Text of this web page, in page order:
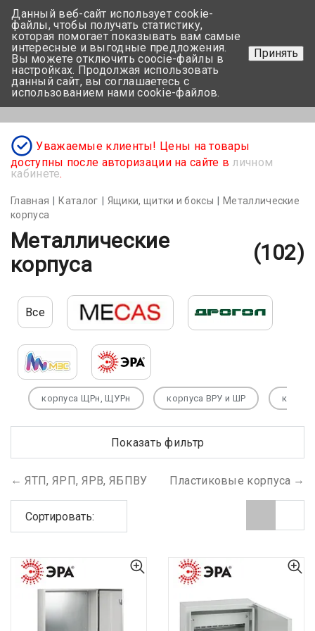
+375 17-350-99-56
+375 44-752-82-08
Задать вопрос
Уважаемые клиенты! Цены на товары
доступны после авторизации на сайте в личном
кабинете.
Главная Каталог Ящики, щитки и боксы
Металлические
корпуса
Металлические
корпуса
(102)
Все
корпуса ЩРн, ЩУРн корпуса ВРУ и ШР
Показать фильтр
ЯТП, ЯРП, ЯРВ, ЯБПВУ Пластиковые корпуса
Сортировать:
Данный веб-сайт использует cookie-
файлы, чтобы получать статистику,
которая помогает показывать вам самые
интересные и выгодные предложения.
Вы можете отключить coocie-файлы в
настройках. Продолжая использовать
данный сайт, вы соглашаетесь с
использованием нами cookie-файлов.
Принять